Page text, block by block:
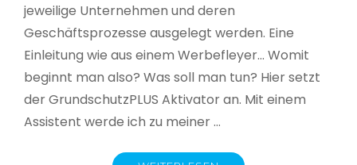
jeweilige Unternehmen und deren
Geschäftsprozesse ausgelegt werden. Eine
Einleitung wie aus einem Werbefleyer… Womit
beginnt man also? Was soll man tun? Hier setzt
der GrundschutzPLUS Aktivator an. Mit einem
Assistent werde ich zu meiner …